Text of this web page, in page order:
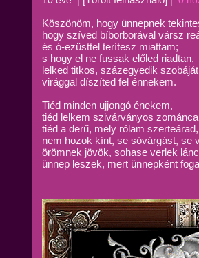
Köszönöm, hogy ünnepnek
hogy szíved bíborborával vársz
és ó-ezüsttel terítesz miattam;
s hogy el ne fussak előled riadtan,
lelked titkos, százegyedik szobáját
virággal díszíted fel énnekem.
Tiéd minden ujjongó énekem,
tiéd lelkem szivárványos
tiéd a derű, mely rólam szerteárad,
nem hozok kínt, se sóvárgást, se
örömnek jövök, sohase verlek
ünnep leszek, mert ünnepként